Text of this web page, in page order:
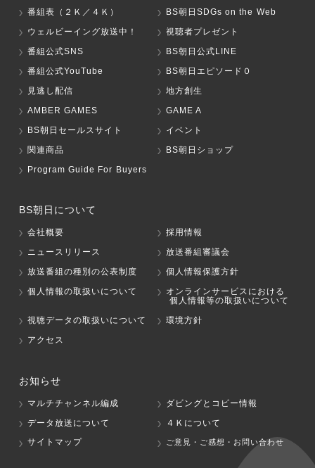
番組表（２Ｋ／４Ｋ）
BS朝日SDGs on the Web
ウェルビーイング放送中！
視聴者プレゼント
番組公式SNS
BS朝日公式LINE
番組公式YouTube
BS朝日エピソード０
見逃し配信
地方創生
AMBER GAMES
GAME A
BS朝日セールスサイト
イベント
関連商品
BS朝日ショップ
Program Guide For Buyers
BS朝日について
会社概要
採用情報
ニュースリリース
放送番組審議会
放送番組の種別の公表制度
個人情報保護方針
個人情報の取扱いについて
オンラインサービスにおける
個人情報等の取扱いについて
視聴データの取扱いについて
環境方針
アクセス
お知らせ
マルチチャンネル編成
ダビングとコピー情報
データ放送について
４Ｋについて
サイトマップ
ご意見・ご感想・お問い合わせ